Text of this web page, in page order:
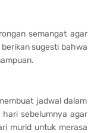
semangat agar
sugesti bahwa
jadwal dalam
sebelumnya agar
murid untuk merasa